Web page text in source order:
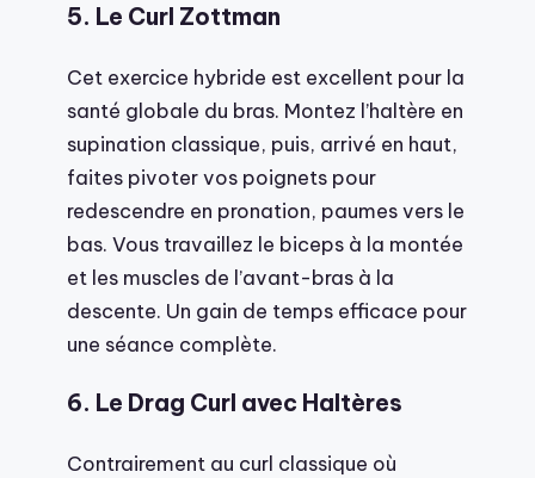
5. Le Curl Zottman
Cet exercice hybride est excellent pour la
santé globale du bras. Montez l’haltère en
supination classique, puis, arrivé en haut,
faites pivoter vos poignets pour
redescendre en pronation, paumes vers le
bas. Vous travaillez le biceps à la montée
et les muscles de l’avant-bras à la
descente. Un gain de temps efficace pour
une séance complète.
6. Le Drag Curl avec Haltères
Contrairement au curl classique où